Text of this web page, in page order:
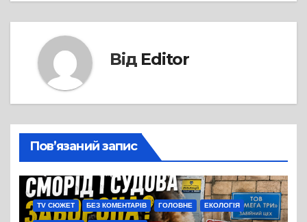
Від Editor
Пов’язаний запис
TV СЮЖЕТ БЕЗ КОМЕНТАРІВ ГОЛОВНЕ ЕКОЛОГІЯ